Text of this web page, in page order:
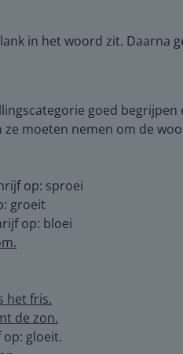
in het woord zit.
goed
moeten nemen om de
op: sproei
groeit
op: bloei
het fris.
de zon.
op: gloeit.